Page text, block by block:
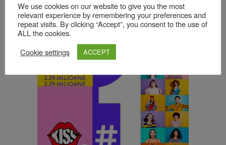
Acest site folosește Akismet pentru a reduce spamul.Află cum
sunt procesate datele comentariilor tale.
We use cookies on our website to give you the most
relevant experience by remembering your preferences and
repeat visits. By clicking “Accept”, you consent to the use of
ALL the cookies.
Cookie settings
ACCEPT